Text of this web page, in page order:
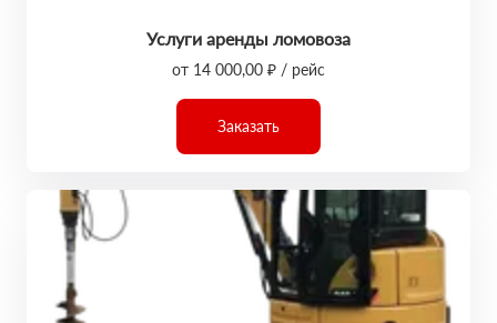
Услуги аренды ломовоза
от 14 000,00 ₽ / рейс
Заказать